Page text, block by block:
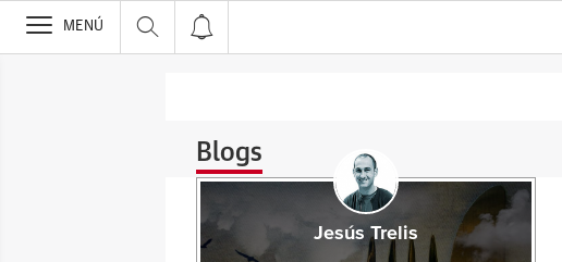
>
MENÚ
Blogs
Jesús Trelis